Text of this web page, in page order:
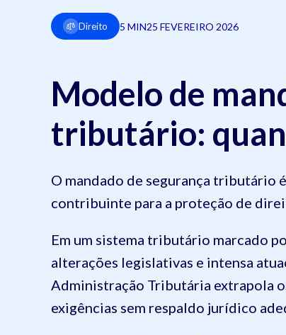
Direito 5 MIN25 FEVEREIRO 2026
Modelo de
tributário:
O mandado de segurança tributário
contribuinte para a proteção de
Em um sistema tributário marcado
alterações legislativas e intensa
Administração Tributária extrapola
exigências sem respaldo jurídico